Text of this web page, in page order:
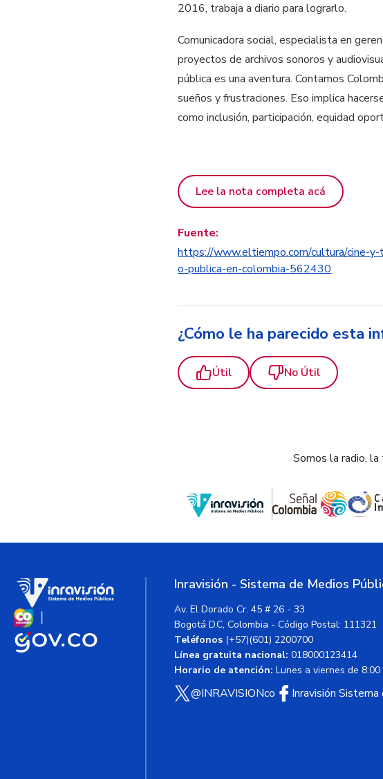
2016, trabaja a diario para lograrlo.
Comunicadora social, especialista en
proyectos de archivos sonoros y
pública es una aventura. Contamos
sueños y frustraciones. Eso implica
como inclusión, participación, equidad
Lee la nota completa acá
Fuente:
https://www.eltiempo.com/cultura/cine-
o-publica-en-colombia-562430
¿Cómo le ha parecido esta
Útil No Útil
Somos la radio,
Inravisión - Sistema de Medios
Av. El Dorado Cr. 45 # 26 - 33
Bogotá D.C, Colombia - Código Postal: 111321
Teléfonos (+57)(601) 2200700
Línea gratuita nacional: 018000123414
Horario de atención: Lunes a viernes de 8:00
@INRAVISIONco Inravisión